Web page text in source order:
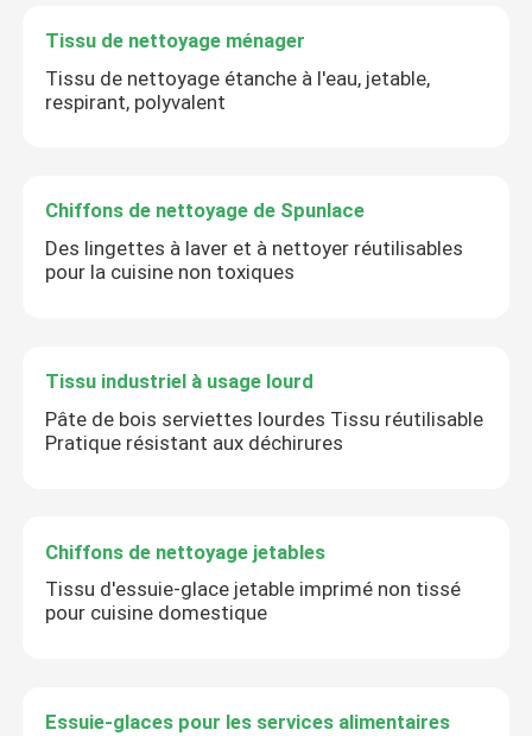
Tissu de nettoyage ménager
Tissu de nettoyage étanche à l'eau, jetable,
respirant, polyvalent
Chiffons de nettoyage de Spunlace
Des lingettes à laver et à nettoyer réutilisables
pour la cuisine non toxiques
Tissu industriel à usage lourd
Pâte de bois serviettes lourdes Tissu réutilisable
Pratique résistant aux déchirures
Chiffons de nettoyage jetables
Tissu d'essuie-glace jetable imprimé non tissé
pour cuisine domestique
Essuie-glaces pour les services alimentaires